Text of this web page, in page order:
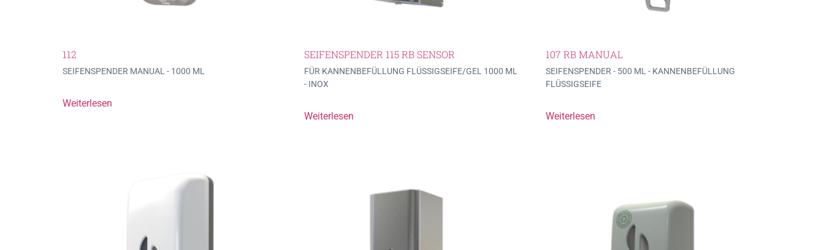
112
SEIFENSPENDER MANUAL - 1000 ML
Weiterlesen
SEIFENSPENDER 115 RB SENSOR
FÜR KANNENBEFÜLLUNG FLÜSSIGSEIFE/GEL 1000 ML
- INOX
Weiterlesen
107 RB MANUAL
SEIFENSPENDER - 500 ML - KANNENBEFÜLLUNG
FLÜSSIGSEIFE
Weiterlesen